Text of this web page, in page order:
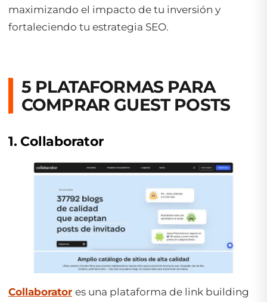
maximizando el impacto de tu inversión y
fortaleciendo tu estrategia SEO.
5 PLATAFORMAS PARA
COMPRAR GUEST POSTS
1. Collaborator
Collaborator es una plataforma de link building